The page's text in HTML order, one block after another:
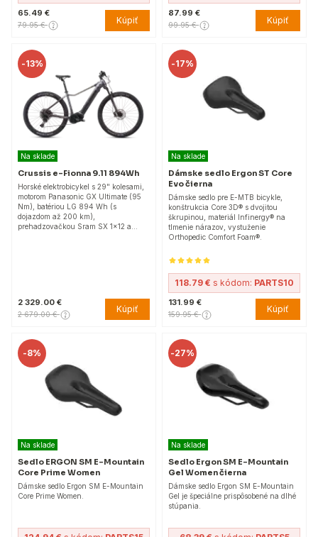
65.49 €
79.95 € Kúpiť
87.99 €
99.95 € Kúpiť
-13%
Na sklade
Crussis e-Fionna 9.11 894Wh
Horské elektrobicykel s 29" kolesami,
motorom Panasonic GX Ultimate (95
Nm), batériou LG 894 Wh (s
dojazdom až 200 km),
prehadzovačkou Sram SX 1x12 a…
2 329.00 €
2 679.00 € Kúpiť
-17%
Na sklade
Dámske sedlo Ergon ST Core
Evo čierna
Dámske sedlo pre E-MTB bicykle,
konštrukcia Core 3D® s dvojitou
škrupinou, materiál Infinergy® na
tlmenie nárazov, vystuženie
Orthopedic Comfort Foam®.
118.79 € s kódom: PARTS10
131.99 €
159.95 € Kúpiť
-8%
Na sklade
Sedlo ERGON SM E-Mountain
Core Prime Women
Dámske sedlo Ergon SM E-Mountain
Core Prime Women.
-27%
Na sklade
Sedlo Ergon SM E-Mountain
Gel Women čierna
Dámske sedlo Ergon SM E-Mountain
Gel je špeciálne prispôsobené na dlhé
stúpania.